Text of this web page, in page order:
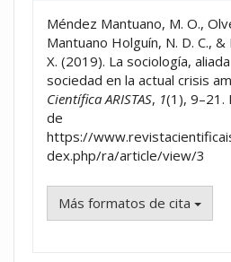
Méndez Mantuano, M. O.,
Mantuano Holguín, N. D. C.,
X. (2019). La sociología,
sociedad en la actual crisis
Científica ARISTAS, 1(1), 9–21.
de
https://
dex.php/ra/article/view/3
Más formatos de cita